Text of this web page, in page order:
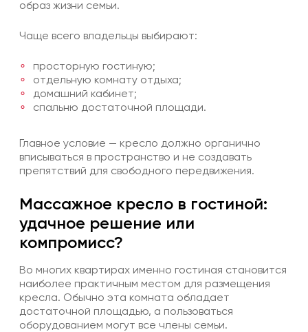
образ жизни семьи.
Чаще всего владельцы выбирают:
просторную гостиную;
отдельную комнату отдыха;
домашний кабинет;
спальню достаточной площади.
Главное условие — кресло должно органично
вписываться в пространство и не создавать
препятствий для свободного передвижения.
Массажное кресло в гостиной:
удачное решение или
компромисс?
Во многих квартирах именно гостиная становится
наиболее практичным местом для размещения
кресла. Обычно эта комната обладает
достаточной площадью, а пользоваться
оборудованием могут все члены семьи.